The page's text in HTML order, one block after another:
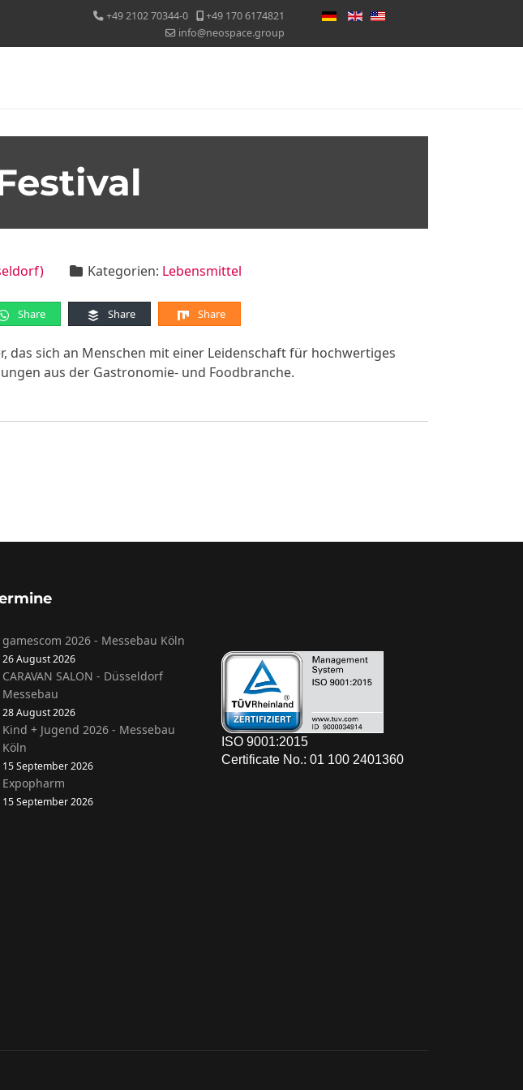
+49 2102 70344-0
+49 170 6174821
info@neospace.group
Sprache auswählen
Kategorien: Lebensmittel
Share Share Share
das sich an Menschen mit einer Leidenschaft für hochwertiges
aus der Gastronomie- und Foodbranche.
gamescom 2026 - Messebau Köln
26 August 2026
CARAVAN SALON - Düsseldorf
Messebau
28 August 2026
Kind + Jugend 2026 - Messebau
Köln
15 September 2026
Expopharm
15 September 2026
ISO 9001:2015
Certificate No.: 01 100 2401360